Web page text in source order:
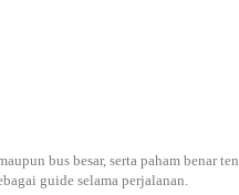
bus besar, serta paham benar
guide selama perjalanan.